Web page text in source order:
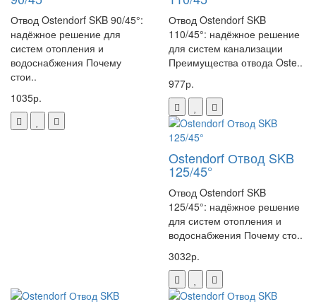
Отвод Ostendorf SKB 90/45°:
надёжное решение для
систем отопления и
водоснабжения Почему
стои..
1035р.
Отвод Ostendorf SKB
110/45°: надёжное решение
для систем канализации
Преимущества отвода Oste..
977р.
Ostendorf Отвод SKB
125/45°
Отвод Ostendorf SKB
125/45°: надёжное решение
для систем отопления и
водоснабжения Почему сто..
3032р.